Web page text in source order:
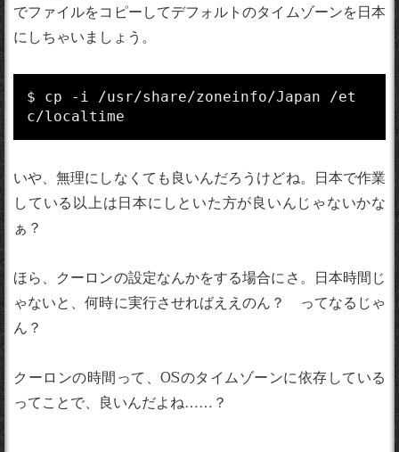
でファイルをコピーしてデフォルトのタイムゾーンを日本
にしちゃいましょう。
$ cp -i /usr/share/zoneinfo/Japan /et
c/localtime
いや、無理にしなくても良いんだろうけどね。日本で作業
している以上は日本にしといた方が良いんじゃないかな
ぁ？
ほら、クーロンの設定なんかをする場合にさ。日本時間じ
ゃないと、何時に実行させればええのん？ ってなるじゃ
ん？
クーロンの時間って、OSのタイムゾーンに依存している
ってことで、良いんだよね……？